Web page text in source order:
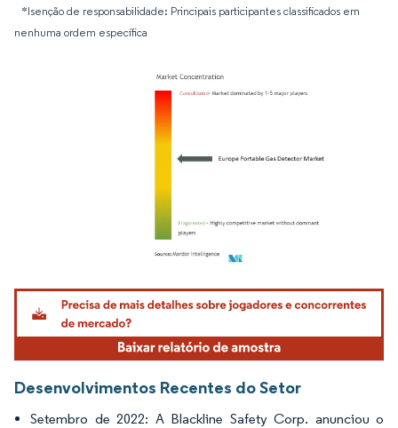
*Isenção de responsabilidade: Principais participantes classificados em
nenhuma ordem específica
Imagem © Mordor Intelligence. O reuso requer atribuição conforme CC BY 4.0.
Desenvolvimentos Recentes do Setor
Setembro de 2022: A Blackline Safety Corp. anunciou o